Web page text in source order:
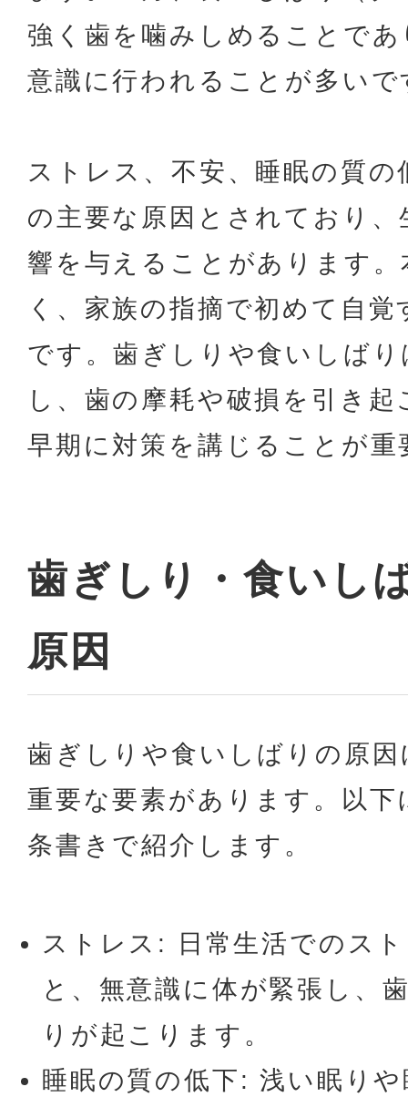
強く歯を噛みしめることで
意識に行われることが多いで
ストレス、不安、睡眠の質
の主要な原因とされており
響を与えることがあります
く、家族の指摘で初めて自
です。歯ぎしりや食いしば
し、歯の摩耗や破損を引き
早期に対策を講じることが重
歯ぎしり・食いし
原因
歯ぎしりや食いしばりの原
重要な要素があります。以
条書きで紹介します。
ストレス: 日常生活でのス
と、無意識に体が緊張し、
りが起こります。
睡眠の質の低下: 浅い眠り